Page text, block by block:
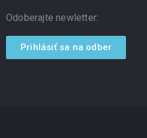
Odoberajte newletter:
Prihlásiť sa na odber